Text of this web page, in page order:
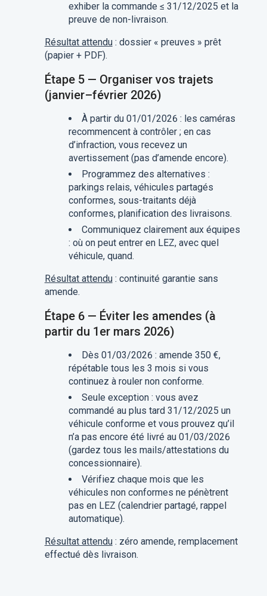
exhiber la commande ≤ 31/12/2025 et la
preuve de non-livraison.
Résultat attendu: dossier « preuves » prêt
(papier + PDF).
Étape 5 — Organiser vos trajets
(janvier–février 2026)
À partir du 01/01/2026 : les caméras
recommencent à contrôler ; en cas
d’infraction, vous recevez un
avertissement (pas d’amende encore).
Programmez des alternatives :
parkings relais, véhicules partagés
conformes, sous-traitants déjà
conformes, planification des livraisons.
Communiquez clairement aux équipes
: où on peut entrer en LEZ, avec quel
véhicule, quand.
Résultat attendu: continuité garantie sans
amende.
Étape 6 — Éviter les amendes (à
partir du 1er mars 2026)
Dès 01/03/2026 : amende 350 €,
répétable tous les 3 mois si vous
continuez à rouler non conforme.
Seule exception : vous avez
commandé au plus tard 31/12/2025 un
véhicule conforme et vous prouvez qu’il
n’a pas encore été livré au 01/03/2026
(gardez tous les mails/attestations du
concessionnaire).
Vérifiez chaque mois que les
véhicules non conformes ne pénètrent
pas en LEZ (calendrier partagé, rappel
automatique).
Résultat attendu: zéro amende, remplacement
effectué dès livraison.